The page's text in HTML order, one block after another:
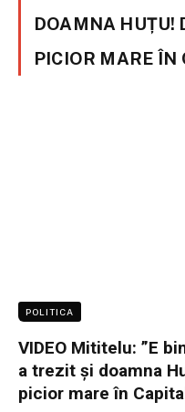
DOAMNA HUȚU!
PICIOR MARE ÎN
POLITICA
VIDEO Mititelu: ”E
a trezit și doamna
picior mare în